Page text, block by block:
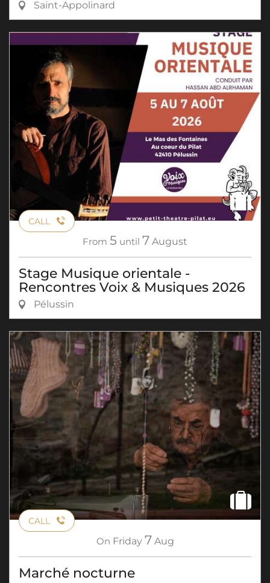
Saint-Appolinard
CALL
From 5 until 7 August
Stage Musique orientale -
Rencontres Voix & Musiques 2026
Pélussin
CALL
On Friday 7 Aug
Marché nocturne